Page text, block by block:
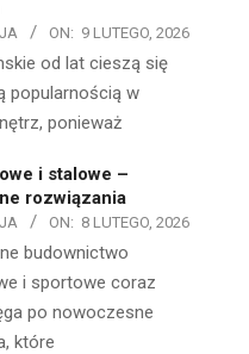
ON: 9 LUTEGO, 2026
od lat cieszą się
popularnością w
ponieważ
i stalowe –
rozwiązania
ON: 8 LUTEGO, 2026
budownictwo
i sportowe coraz
po nowoczesne
które